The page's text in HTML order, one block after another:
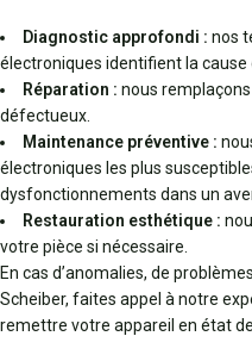
Diagnostic approfondi : nos
électroniques identifient la cause
Réparation : nous
défectueux.
Maintenance préventive :
électroniques les plus
dysfonctionnements dans un
Restauration esthétique :
votre pièce si nécessaire.
En cas d’anomalies, de
Scheiber, faites appel à notre
remettre votre appareil en état